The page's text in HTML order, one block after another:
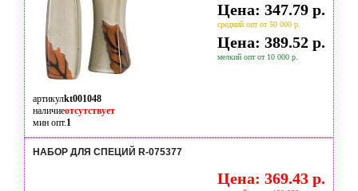
Цена: 347.79 р.
средний опт от 50 000 р.
Цена: 389.52 р.
мелкий опт от 10 000 р.
артикулkt001048
наличиеотсутствует
мин опт.1
НАБОР ДЛЯ СПЕЦИЙ R-075377
Цена: 369.43 р.